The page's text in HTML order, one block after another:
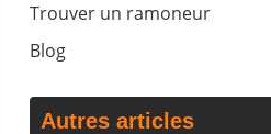
Trouver un ramoneur
Blog
Autres articles